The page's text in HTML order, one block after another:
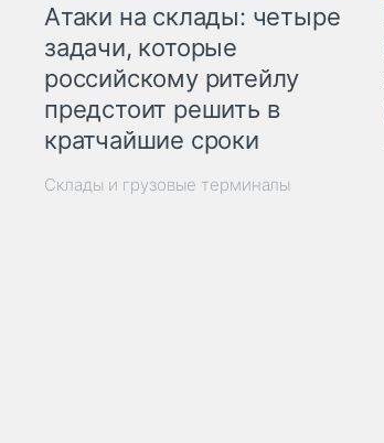
Атаки на склады: четыре
задачи, которые
российскому ритейлу
предстоит решить в
кратчайшие сроки
Склады и грузовые терминалы